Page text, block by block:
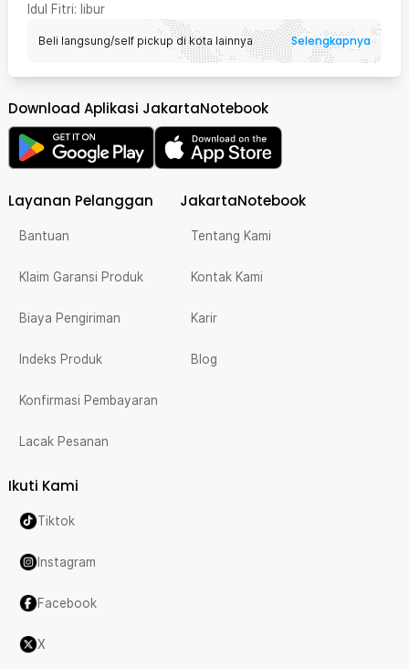
Idul Fitri: libur
Beli langsung/self pickup di kota lainnya Selengkapnya
Download Aplikasi JakartaNotebook
Layanan Pelanggan
Bantuan
Klaim Garansi Produk
Biaya Pengiriman
Indeks Produk
Konfirmasi Pembayaran
Lacak Pesanan
JakartaNotebook
Tentang Kami
Kontak Kami
Karir
Blog
Ikuti Kami
Tiktok
Instagram
Facebook
X